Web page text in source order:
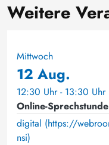
Weitere
Mittwoch
12 Aug.
12:30 Uhr - 13:30 Uhr
Online-
digital (https://
nsi)